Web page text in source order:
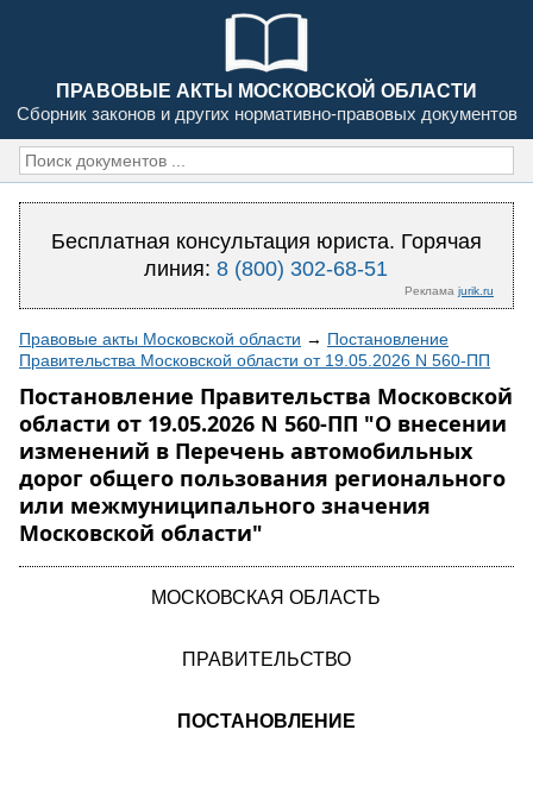
ПРАВОВЫЕ АКТЫ МОСКОВСКОЙ ОБЛАСТИ
Сборник законов и других нормативно-правовых документов
Бесплатная консультация юриста. Горячая
линия:8 (800) 302-68-51
Реклама jurik.ru
Правовые акты Московской области → Постановление
Правительства Московской области от 19.05.2026 N 560-ПП
Постановление Правительства Московской
области от 19.05.2026 N 560-ПП "О внесении
изменений в Перечень автомобильных
дорог общего пользования регионального
или межмуниципального значения
Московской области"
МОСКОВСКАЯ ОБЛАСТЬ
ПРАВИТЕЛЬСТВО
ПОСТАНОВЛЕНИЕ